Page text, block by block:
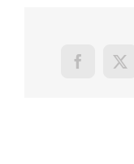
Facebook
X